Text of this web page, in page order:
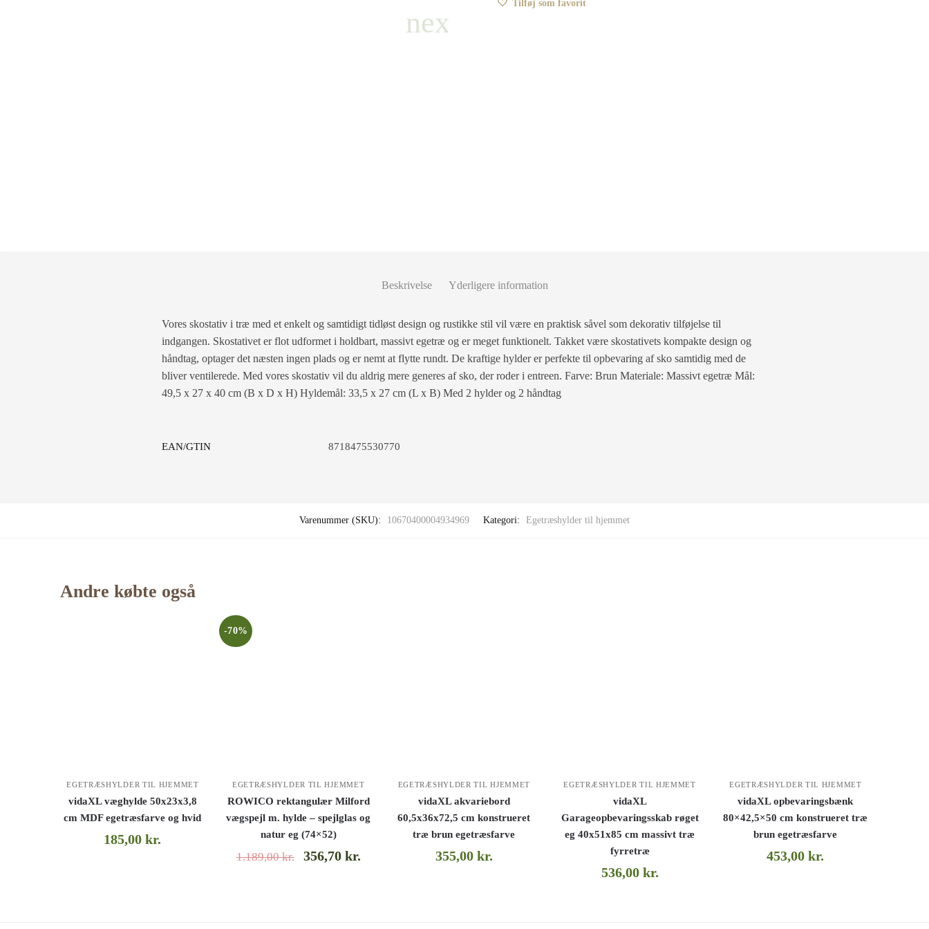
Tilføj som favorit
Beskrivelse Yderligere information
Vores skostativ i træ med et enkelt og samtidigt tidløst design og rustikke stil vil være en praktisk såvel som dekorativ tilføjelse til
indgangen. Skostativet er flot udformet i holdbart, massivt egetræ og er meget funktionelt. Takket være skostativets kompakte design og
håndtag, optager det næsten ingen plads og er nemt at flytte rundt. De kraftige hylder er perfekte til opbevaring af sko samtidig med de
bliver ventilerede. Med vores skostativ vil du aldrig mere generes af sko, der roder i entreen. Farve: Brun Materiale: Massivt egetræ Mål:
49,5 x 27 x 40 cm (B x D x H) Hyldemål: 33,5 x 27 cm (L x B) Med 2 hylder og 2 håndtag
EAN/GTIN 8718475530770
Varenummer (SKU): 10670400004934969 Kategori: Egetræshylder til hjemmet
Andre købte også
EGETRÆSHYLDER TIL HJEMMET
vidaXL væghylde 50x23x3,8
cm MDF egetræsfarve og hvid
185,00kr.
-70%
EGETRÆSHYLDER TIL HJEMMET
ROWICO rektangulær Milford
vægspejl m. hylde – spejlglas og
natur eg (74×52)
1.189,00kr. 356,70 kr.
EGETRÆSHYLDER TIL HJEMMET
vidaXL akvariebord
60,5x36x72,5 cm konstrueret
træ brun egetræsfarve
355,00 kr.
EGETRÆSHYLDER TIL HJEMMET
vidaXL
Garageopbevaringsskab røget
eg 40x51x85 cm massivt træ
fyrretræ
536,00 kr.
EGETRÆSHYLDER TIL HJEMMET
vidaXL opbevaringsbænk
80×42,5×50 cm konstrueret træ
brun egetræsfarve
453,00kr.